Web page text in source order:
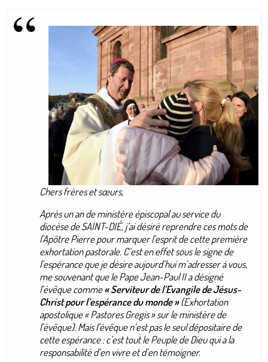
Chers frères et sœurs,
Après un an de ministère épiscopal au service du
diocèse de SAINT-DIÉ, j’ai désiré reprendre ces mots de
l’Apôtre Pierre pour marquer l’esprit de cette première
exhortation pastorale. C’est en effet sous le signe de
l’espérance que je désire aujourd’hui m’adresser à vous,
me souvenant que le Pape Jean-Paul II a désigné
l’évêque comme« Serviteur de l’Evangile de Jésus-
Christ pour l’espérance du monde »(Exhortation
apostolique « Pastores Gregis » sur le ministère de
l’évêque). Mais l’évêque n’est pas le seul dépositaire de
cette espérance : c’est tout le Peuple de Dieu qui a la
responsabilité d’en vivre et d’en témoigner.